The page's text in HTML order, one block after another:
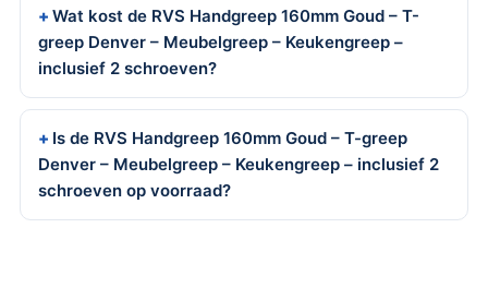
Wat kost de RVS Handgreep 160mm Goud – T-
greep Denver – Meubelgreep – Keukengreep –
inclusief 2 schroeven?
Is de RVS Handgreep 160mm Goud – T-greep
Denver – Meubelgreep – Keukengreep – inclusief 2
schroeven op voorraad?